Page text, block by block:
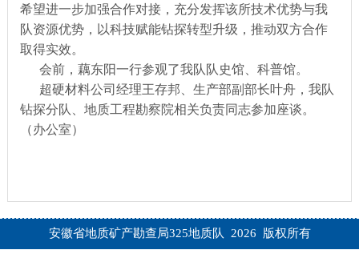
希望进一步加强合作对接，充分发挥该所技术优势与我
队资源优势，以科技赋能钻探转型升级，推动双方合作
取得实效。
会前，藕东阳一行参观了我队队史馆、科普馆。
超硬材料公司经理王存邦、生产部副部长叶舟，我队
钻探分队、地质工程勘察院相关负责同志参加座谈。
（办公室）
安徽省地质矿产勘查局325地质队 2026 版权所有